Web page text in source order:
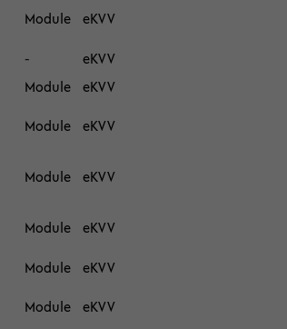
Module eKVV
-
eKVV
Module eKVV
Module eKVV
Module eKVV
Module eKVV
Module eKVV
Module eKVV